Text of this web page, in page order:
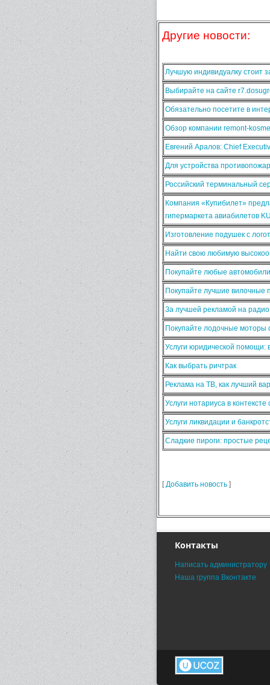
Другие новости:
Лучшую индивидуалку стоит
Выбирайте на сайте
Обязательно посетите в
Обзор компании remont-
Евгений Аралов: Chief
Для устройства
Российский терминальный
Компания «Купибилет»
гипермаркета авиабилетов
Изготовление подушек с
Найти свою любимую
Покупайте любые
Покупайте лучшие вилочные
За лучшей рекламой на
Покупайте лодочные моторы
Услуги юридической
Как выбрать ричтрак
Реклама на ТВ, как лучший
Услуги нотариуса в
Услуги ликвидации и
Сладкие пироги: простые
[Добавить новость ]
Контакты
Написать администратору
Наша группа Вконтакте